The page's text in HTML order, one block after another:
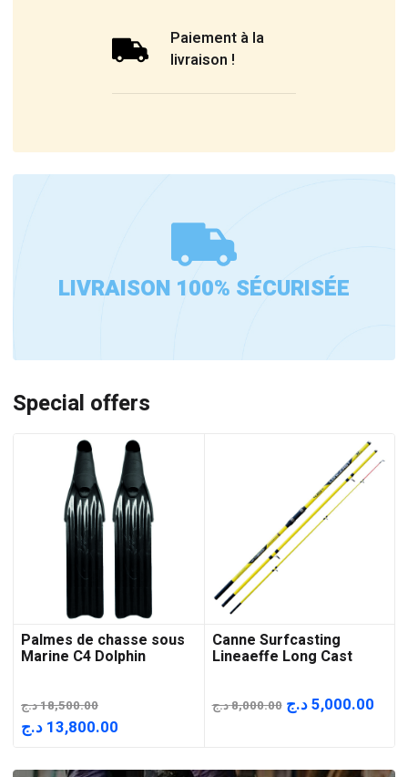
Paiement à la
livraison !
LIVRAISON 100% SÉCURISÉE
Special offers
Palmes de chasse sous
Marine C4 Dolphin
18,500.00د.ج
Le
initial
13,800.00 د.ج
actuel
Canne Surfcasting
Lineaeffe Long Cast
8,000.00د.ج
Le
était :
5,000.00د.ج
Le
est :